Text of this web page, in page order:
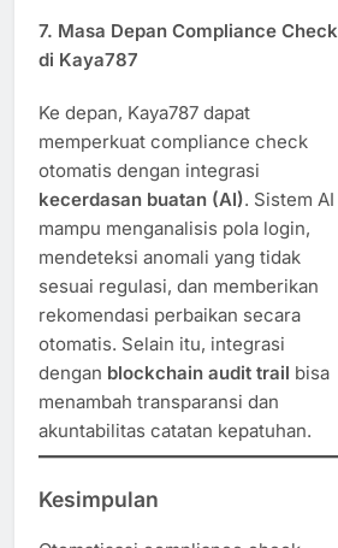
7. Masa Depan Compliance Check
di Kaya787
Ke depan, Kaya787 dapat
memperkuat compliance check
otomatis dengan integrasi
kecerdasan buatan (AI). Sistem AI
mampu menganalisis pola login,
mendeteksi anomali yang tidak
sesuai regulasi, dan memberikan
rekomendasi perbaikan secara
otomatis. Selain itu, integrasi
dengan blockchain audit trail bisa
menambah transparansi dan
akuntabilitas catatan kepatuhan.
Kesimpulan